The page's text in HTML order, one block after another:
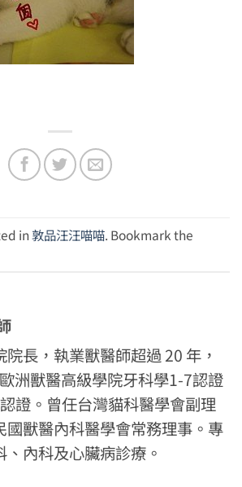
in敦品汪汪喵喵. Bookmark the
長，執業獸醫師超過 20 年，
洲獸醫高級學院牙科學1-7認證
證。曾任台灣貓科醫學會副理
國獸醫內科醫學會常務理事。專
內科及心臟病診療。